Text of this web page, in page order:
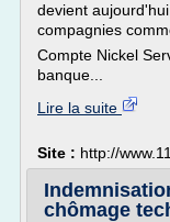
devient
compagnies
Compte Nickel
banque...
Lire la suite
Site : http://
chômage